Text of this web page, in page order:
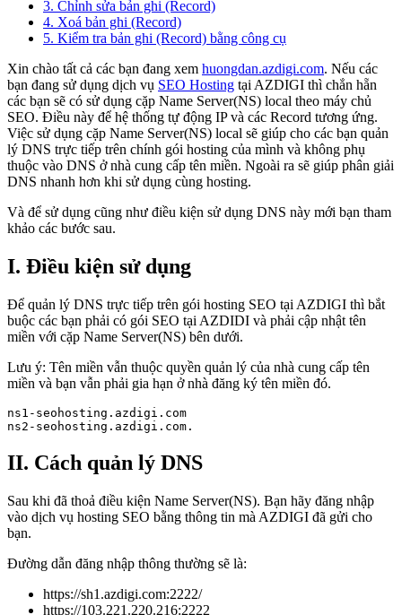
3. Chỉnh sửa bản ghi (Record)
4. Xoá bản ghi (Record)
5. Kiểm tra bản ghi (Record) bằng công cụ
Xin chào tất cả các bạn đang xem huongdan.azdigi.com. Nếu các
bạn đang sử dụng dịch vụ SEO Hosting tại AZDIGI thì chắn hẵn
các bạn sẽ có sử dụng cặp Name Server(NS) local theo máy chủ
SEO. Điều này để hệ thống tự động IP và các Record tương ứng.
Việc sử dụng cặp Name Server(NS) local sẽ giúp cho các bạn quản
lý DNS trực tiếp trên chính gói hosting của mình và không phụ
thuộc vào DNS ở nhà cung cấp tên miền. Ngoài ra sẽ giúp phân giải
DNS nhanh hơn khi sử dụng cùng hosting.
Và để sử dụng cũng như điều kiện sử dụng DNS này mới bạn tham
khảo các bước sau.
I. Điều kiện sử dụng
Để quản lý DNS trực tiếp trên gói hosting SEO tại AZDIGI thì bắt
buộc các bạn phải có gói SEO tại AZDIDI và phải cập nhật tên
miền với cặp Name Server(NS) bên dưới.
Lưu ý: Tên miền vẫn thuộc quyền quản lý của nhà cung cấp tên
miền và bạn vẫn phải gia hạn ở nhà đăng ký tên miền đó.
ns1-seohosting.azdigi.com
ns2-seohosting.azdigi.com.
II. Cách quản lý DNS
Sau khi đã thoả điều kiện Name Server(NS). Bạn hãy đăng nhập
vào dịch vụ hosting SEO bằng thông tin mà AZDIGI đã gửi cho
bạn.
Đường dẫn đăng nhập thông thường sẽ là:
https://sh1.azdigi.com:2222/
https://103.221.220.216:2222